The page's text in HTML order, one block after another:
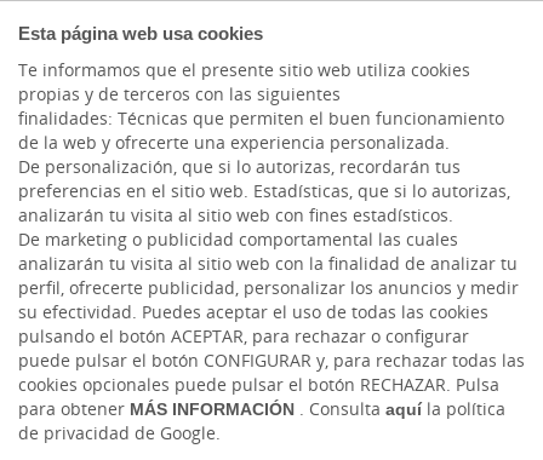
Esta página web usa cookies
Te informamos que el presente sitio web utiliza cookies
propias y de terceros con las siguientes
finalidades: Técnicas que permiten el buen funcionamiento
de la web y ofrecerte una experiencia personalizada.
De personalización, que si lo autorizas, recordarán tus
preferencias en el sitio web. Estadísticas, que si lo autorizas,
analizarán tu visita al sitio web con fines estadísticos.
De marketing o publicidad comportamental las cuales
analizarán tu visita al sitio web con la finalidad de analizar tu
perfil, ofrecerte publicidad, personalizar los anuncios y medir
su efectividad. Puedes aceptar el uso de todas las cookies
pulsando el botón ACEPTAR, para rechazar o configurar
puede pulsar el botón CONFIGURAR y, para rechazar todas las
cookies opcionales puede pulsar el botón RECHAZAR. Pulsa
para obtener MÁS INFORMACIÓN . Consulta aquíla política
de privacidad de Google.
Cargando contenido, por favor espere...
Estamos aquí para
ayudarte